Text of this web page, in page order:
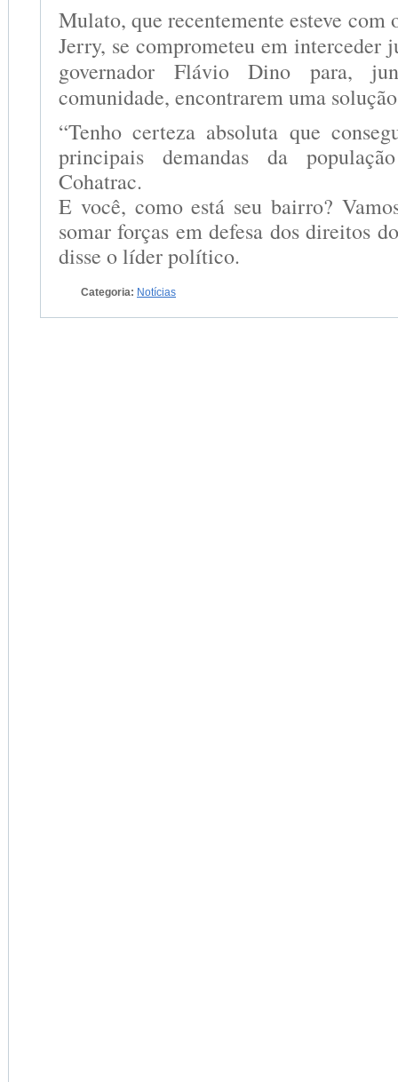
Mulato, que recentemente esteve com
Jerry, se comprometeu em interceder
governador Flávio Dino para,
comunidade, encontrarem uma
“Tenho certeza absoluta que
principais demandas da
Cohatrac.
E você, como está seu bairro?
somar forças em defesa dos direitos
disse o líder político.
Categoria: Notícias